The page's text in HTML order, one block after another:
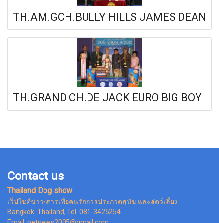
TH.AM.GCH.BULLY HILLS JAMES DEAN
TH.GRAND CH.DE JACK EURO BIG BOY
Contact us
Thailand Dog show
เว็ปไซต์ข่าว-สารเพื่อคนรักการประกวดสุนัข และสัตว์เลี้ยง
Bangkok Thailand, Tel. 081-3425254